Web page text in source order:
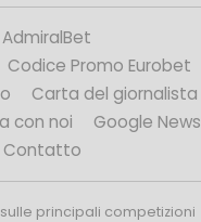
Codice Promo Eurobet
Carta del giornalista
con noi
Google News
Contatto
principali competizioni